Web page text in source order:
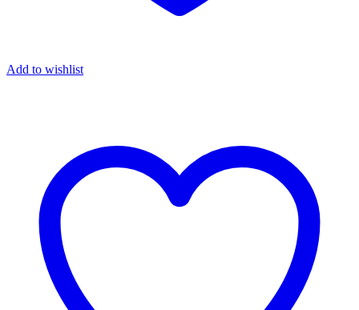
Add to wishlist